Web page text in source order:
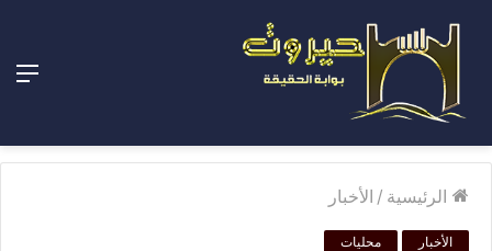
الرئيسية / الأخبار
الأخبار محليات